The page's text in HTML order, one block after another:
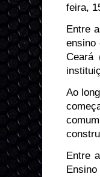
feira,
⁠Entre
ensino
Ceará
⁠Ao
⁠Entre